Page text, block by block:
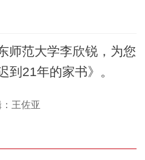
师范大学李欣锐，为您
到21年的家书》。
王佐亚